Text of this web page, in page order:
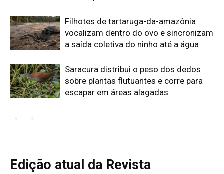
Amazônia